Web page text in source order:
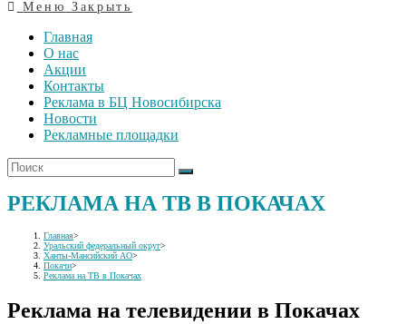
Меню Закрыть
Главная
О нас
Акции
Контакты
Реклама в БЦ Новосибирска
Новости
Рекламные площадки
РЕКЛАМА НА ТВ В ПОКАЧАХ
Главная>
Уральский федеральный округ>
Ханты-Мансийский АО>
Покачи>
Реклама на ТВ в Покачах
Реклама на телевидении в Покачах